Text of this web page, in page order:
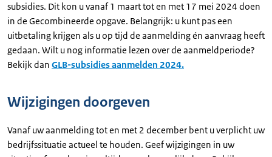
subsidies. Dit kon u vanaf 1 maart tot en met 17 mei 2024 doen
in de Gecombineerde opgave. Belangrijk: u kunt pas een
uitbetaling krijgen als u op tijd de aanmelding én aanvraag heeft
gedaan. Wilt u nog informatie lezen over de aanmeldperiode?
Bekijk dan GLB-subsidies aanmelden 2024.
Wijzigingen doorgeven
Vanaf uw aanmelding tot en met 2 december bent u verplicht uw
bedrijfssituatie actueel te houden. Geef wijzigingen in uw